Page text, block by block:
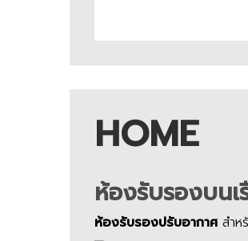
HOME
ห้องรับรองบนเ
ห้องรับรองปรับอากาศ สำห